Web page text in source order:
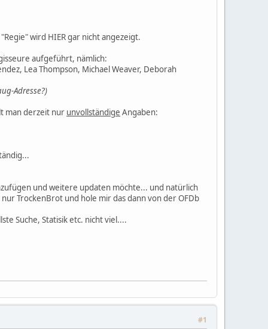
wird HIER gar nicht angezeigt.
aufgeführt, nämlich:
Lea Thompson, Michael Weaver, Deborah
Adresse?)
man derzeit nur unvollständige Angaben:
und weitere updaten möchte... und natürlich
TrockenBrot und hole mir das dann von der OFDb
Suche, Statisik etc. nicht viel....
#1